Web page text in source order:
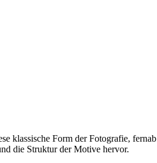
klassische Form der Fotografie, fernab
die Struktur der Motive hervor.